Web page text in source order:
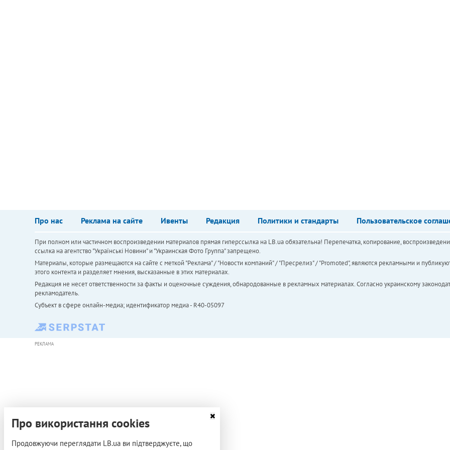
Про нас Реклама на сайте Ивенты Редакция Политики и стандарты Пользовательское
При полном или частичном воспроизведении материалов прямая гиперссылка на LB.ua обязательна! Перепечатка, копирование,
ссылка на агентство "Українськi Новини" и "Украинская Фото Группа" запрещено.
Материалы, которые размещаются на сайте с меткой "Реклама" / "Новости компаний" / "Пресрелиз" / "Promoted", являются рекламными и
этого контента и разделяет мнения, высказанные в этих материалах.
Редакция не несет ответственности за факты и оценочные суждения, обнародованные в рекламных материалах. Согласно украинскому
рекламодатель.
Субъект в сфере онлайн-медиа; идентификатор медиа - R40-05097
РЕКЛАМА
Про використання cookies
Продовжуючи переглядати LB.ua ви підтверджуєте, що